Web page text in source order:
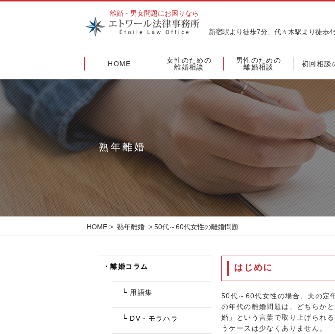
離婚・男女問題にお困りなら
新宿駅より徒歩7分、代々木駅より徒歩4
HOME
女性のための
離婚相談
男性のための
離婚相談
初回相談
熟年離婚
HOME > 熟年離婚 > 50代～60代女性の離婚問題
はじめに
50代～60代女性の場合、夫の定
の年代の離婚問題は、どちらか
婚」という言葉で取り上げられ
うケースは少なくありません。
離婚コラム
用語集
DV・モラハラ